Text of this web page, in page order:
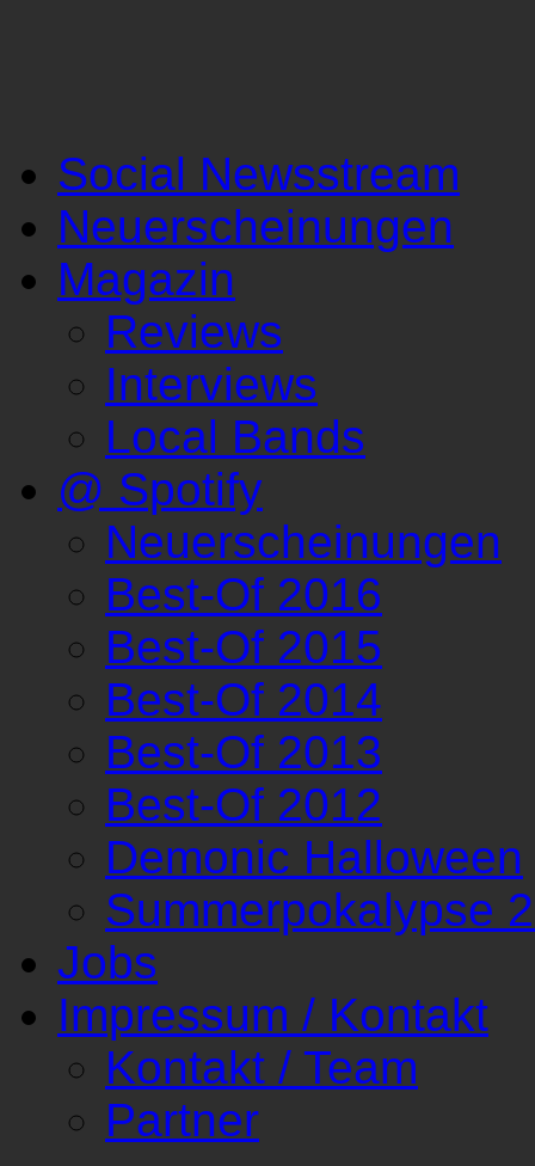
Social Newsstream
Neuerscheinungen
Magazin
Reviews
Interviews
Local Bands
@ Spotify
Neuerscheinungen
Best-Of 2016
Best-Of 2015
Best-Of 2014
Best-Of 2013
Best-Of 2012
Demonic Halloween
Summerpokalypse
Jobs
Impressum / Kontakt
Kontakt / Team
Partner